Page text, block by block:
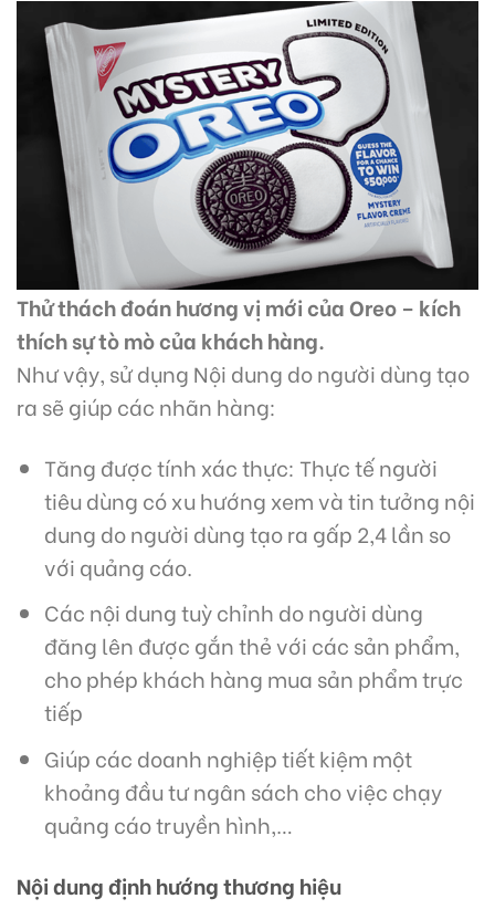
Thử thách đoán hương vị mới của Oreo – kích
thích sự tò mò của khách hàng.
Như vậy, sử dụng Nội dung do người dùng tạo
ra sẽ giúp các nhãn hàng:
Tăng được tính xác thực: Thực tế người
tiêu dùng có xu hướng xem và tin tưởng nội
dung do người dùng tạo ra gấp 2,4 lần so
với quảng cáo.
Các nội dung tuỳ chỉnh do người dùng
đăng lên được gắn thẻ với các sản phẩm,
cho phép khách hàng mua sản phẩm trực
tiếp
Giúp các doanh nghiệp tiết kiệm một
khoảng đầu tư ngân sách cho việc chạy
quảng cáo truyền hình,…
Nội dung định hướng thương hiệu